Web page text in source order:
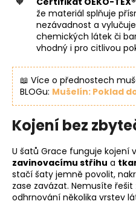
že materiál splňuje
nezávadnost a
chemických látek či
vhodný i pro citlivou
📖 Více o přednostech
BLOGu: Mušelín: Poklad
Kojení bez
U šatů Grace funguje kojení
zavinovacímu střihu a
stačí šaty jemně povolit,
zase zavázat. Nemusíte
odhrnování několika vrstev